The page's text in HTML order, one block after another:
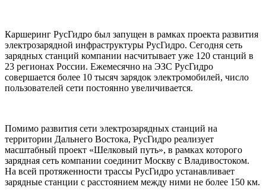
Каршеринг РусГидро был запущен в рамках проекта развития
электрозарядной инфраструктуры РусГидро. Сегодня сеть
зарядных станций компании насчитывает уже 120 станций в
23 регионах России. Ежемесячно на ЭЗС РусГидро
совершается более 10 тысяч зарядок электромобилей, число
пользователей сети постоянно увеличивается.
Помимо развития сети электрозарядных станций на
территории Дальнего Востока, РусГидро реализует
масштабный проект «Шелковый путь», в рамках которого
зарядная сеть компании соединит Москву с Владивостоком.
На всей протяженности трассы РусГидро устанавливает
зарядные станции с расстоянием между ними не более 150 км.